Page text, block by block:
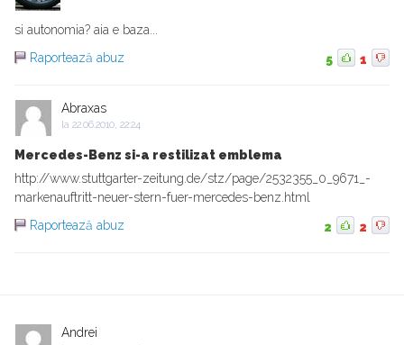
si autonomia? aia e baza...
Raportează abuz
5 1
Abraxas
la 22.06.2010, 22:24
Mercedes-Benz si-a restilizat emblema
http://www.stuttgarter-zeitung.de/stz/page/2532355_0_9671_-
markenauftritt-neuer-stern-fuer-mercedes-benz.html
Raportează abuz
2 2
Andrei